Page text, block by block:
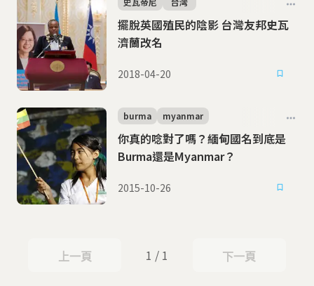
擺脫英國殖民的陰影 台灣友邦史瓦
濟蘭改名
2018-04-20
你真的唸對了嗎？緬甸國名到底是
Burma還是Myanmar？
burma myanmar
2015-10-26
上一頁
上一頁 1 / 1 下一頁
下一頁